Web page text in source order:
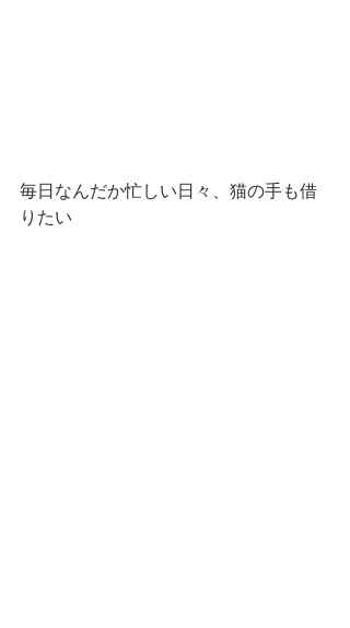
毎日なんだか忙しい日々、猫の手も借
りたい